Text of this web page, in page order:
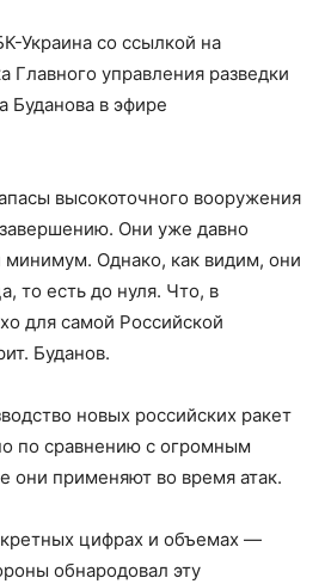
Украина со ссылкой на
Главного управления разведки
в эфире
высокоточного вооружения
Они уже давно
минимум. Однако, как видим, они
то есть до нуля. Что, в
для самой Российской
Буданов.
новых российских ракет
по сравнению с огромным
они применяют во время атак.
цифрах и объемах —
обнародовал эту